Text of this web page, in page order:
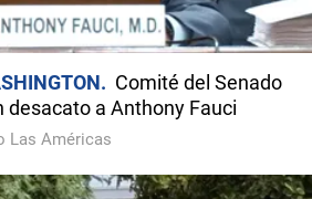
Comité del Senado
desacato a Anthony Fauci
Las Américas